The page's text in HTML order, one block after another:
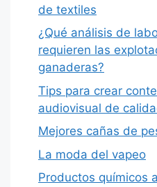
de textiles
¿Qué análisis de
requieren las
ganaderas?
Tips para crear
audiovisual de
Mejores cañas de
La moda del vapeo
Productos químicos